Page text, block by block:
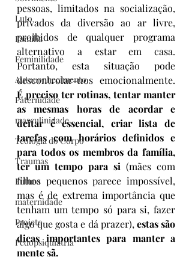
Luto
Família
Feminilidade
Autoconhecimento
Paternidade
masculinidade
Teologia do Corpo
Traumas
Futuro
maternidade
Projeto
Pedopsiquiatria
pessoas, limitados na socialização,
privados da diversão ao ar livre,
proibidos de qualquer programa
alternativo a estar em casa.
Portanto, esta situação pode
É preciso ter rotinas, tentar manter
as mesmas horas de acordar e
deitar é essencial, criar lista de
tarefas com horários definidos e
para todos os membros da família,
ter um tempo para si (mães com
filhos pequenos parece impossível,
mas é de extrema importância que
tenham um tempo só para si, fazer
algo que gosta e dá prazer), estas são
dicas importantes para manter a
mente sã.